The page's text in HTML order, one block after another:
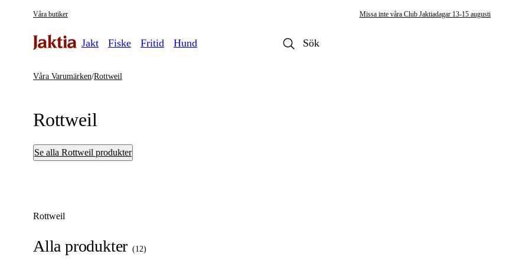
Våra butiker Missa inte våra Club Jaktiadagar 13-15 augusti
Jakt Fiske Fritid Hund
Våra Varumärken/Rottweil
Rottweil
Se alla Rottweil produkter
Rottweil
Alla produkter (12)